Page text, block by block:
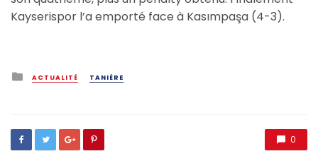
Kayserispor l’a emporté face à Kasımpaşa (4-3).
Posted
in
ACTUALITÉ TANIÈRE
0